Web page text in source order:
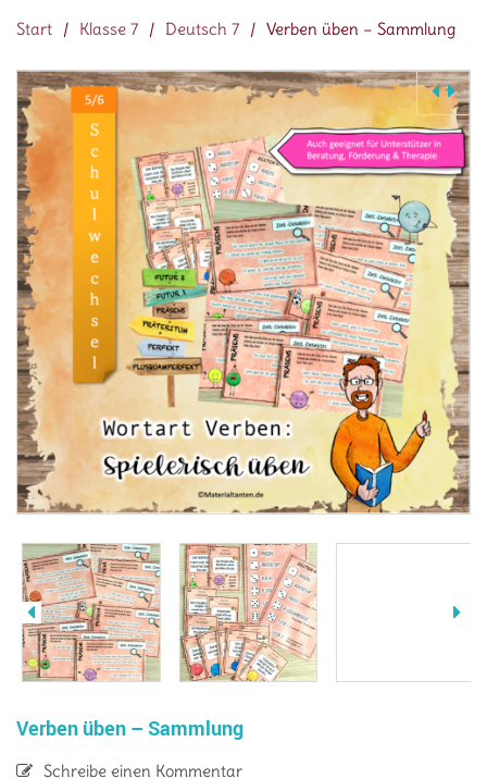
Start / Klasse 7 / Deutsch 7 / Verben üben – Sammlung
Verben üben – Sammlung
Schreibe einen Kommentar